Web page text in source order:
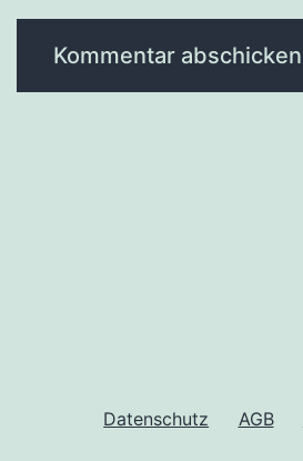
Datenschutz AGB